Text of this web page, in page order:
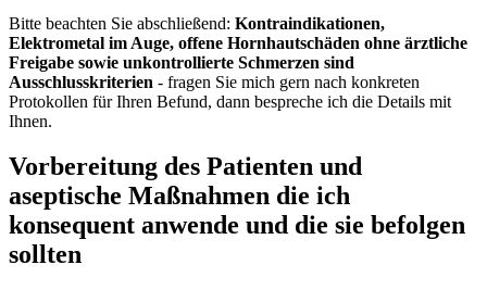
Bitte beachten Sie abschließend: Kontraindikationen,
Elektrometal im ‍Auge, offene Hornhautschäden ohne ärztliche
Freigabe sowie unkontrollierte Schmerzen sind
Ausschlusskriterien ⁤- fragen Sie mich gern nach konkreten
Protokollen für Ihren⁢ Befund, dann bespreche ich die Details⁣ mit
Ihnen.
Vorbereitung des⁢ Patienten und
aseptische Maßnahmen die ich
konsequent anwende und die sie ⁣befolgen
sollten